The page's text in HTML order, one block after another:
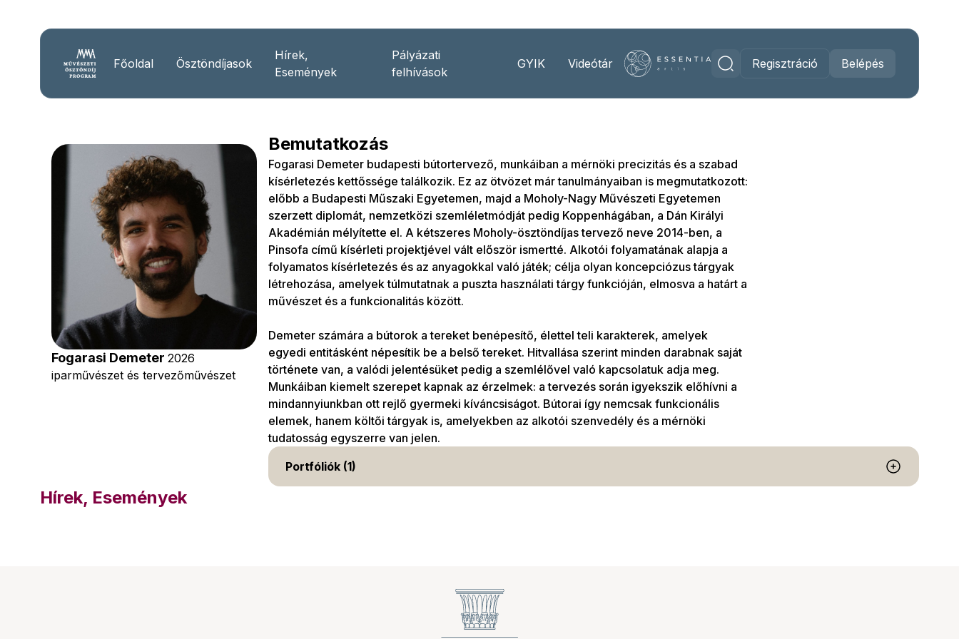
Főoldal Ösztöndíjasok
Hírek,
Események
Pályázati
felhívások
GYIK Videótár Regisztráció Belépés
Fogarasi Demeter 2026
iparművészet és tervezőművészet
Bemutatkozás
Fogarasi Demeter budapesti bútortervező, munkáiban a mérnöki precizitás és a szabad
kísérletezés kettőssége találkozik. Ez az ötvözet már tanulmányaiban is megmutatkozott:
előbb a Budapesti Műszaki Egyetemen, majd a Moholy-Nagy Művészeti Egyetemen
szerzett diplomát, nemzetközi szemléletmódját pedig Koppenhágában, a Dán Királyi
Akadémián mélyítette el. A kétszeres Moholy-ösztöndíjas tervező neve 2014-ben, a
Pinsofa című kísérleti projektjével vált először ismertté. Alkotói folyamatának alapja a
folyamatos kísérletezés és az anyagokkal való játék; célja olyan koncepciózus tárgyak
létrehozása, amelyek túlmutatnak a puszta használati tárgy funkcióján, elmosva a határt a
művészet és a funkcionalitás között.
Demeter számára a bútorok a tereket benépesítő, élettel teli karakterek, amelyek
egyedi entitásként népesítik be a belső tereket. Hitvallása szerint minden darabnak saját
története van, a valódi jelentésüket pedig a szemlélővel való kapcsolatuk adja meg.
Munkáiban kiemelt szerepet kapnak az érzelmek: a tervezés során igyekszik előhívni a
mindannyiunkban ott rejlő gyermeki kíváncsiságot. Bútorai így nemcsak funkcionális
elemek, hanem költői tárgyak is, amelyekben az alkotói szenvedély és a mérnöki
tudatosság egyszerre van jelen.
Portfóliók (1)
Hírek, Események